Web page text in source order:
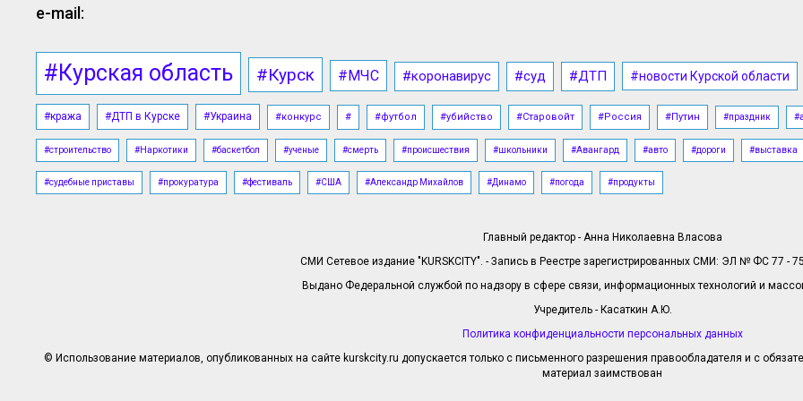
e-mail:
#Курская область #Курск #МЧС #коронавирус #суд #ДТП #новости Курской области
#кража #ДТП в Курске #Украина #конкурс # #футбол #убийство #Старовойт #Россия #Путин #праздник
#строительство #Наркотики #баскетбол #ученые #смерть #происшествия #школьники #Авангард #авто #дороги #выставка
#судебные приставы #прокуратура #фестиваль #США #Александр Михайлов #Динамо #погода #продукты
Главный редактор - Анна Николаевна Власова
СМИ Сетевое издание "KURSKCITY". - Запись в Реестре зарегистрированных СМИ: ЭЛ № ФС 77 -
Выдано Федеральной службой по надзору в сфере связи, информационных технологий и
Учредитель - Касаткин А.Ю.
Политика конфиденциальности персональных данных
© Использование материалов, опубликованных на сайте kurskcity.ru допускается только с письменного разрешения правообладателя и с
материал заимствован